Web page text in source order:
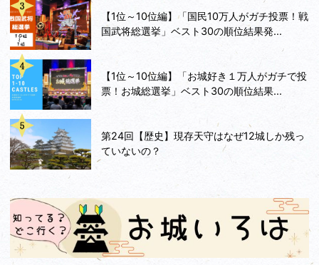
【1位～10位編】「国民10万人がガチ投票！戦
国武将総選挙」ベスト30の順位結果発...
【1位～10位編】「お城好き１万人がガチで投
票！お城総選挙」ベスト30の順位結果...
第24回【歴史】現存天守はなぜ12城しか残っ
ていないの？